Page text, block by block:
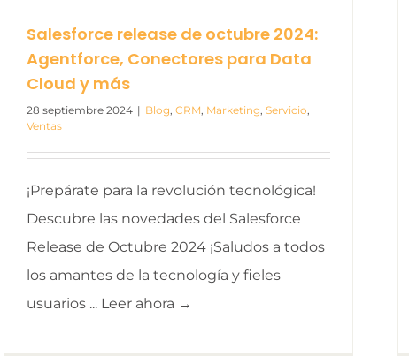
Salesforce release de octubre 2024:
Agentforce, Conectores para Data
Cloud y más
28 septiembre 2024 | Blog CRM Marketing Servicio
Ventas
¡Prepárate para la revolución tecnológica!
Descubre las novedades del Salesforce
Release de Octubre 2024 ¡Saludos a todos
los amantes de la tecnología y fieles
usuarios ... Leer ahora →